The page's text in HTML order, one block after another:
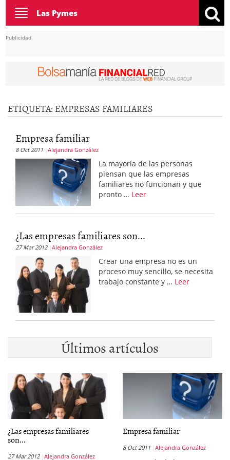
Toggle
navigation
Las Pymes
Publicidad
ETIQUETA: EMPRESAS FAMILIARES
Empresa familiar
8 Oct 2011 Alejandra González
La mayoría de las personas
piensan que las empresas
familiares no funcionan y que
pronto … Leer
¿Las empresas familiares son...
27 Mar 2012 Alejandra González
Crear una empresa no es un
proceso muy sencillo, se necesita
trabajo constante y … Leer
Últimos artículos
¿Las empresas familiares
son...
27 Mar 2012 Alejandra González
Empresa familiar
8 Oct 2011 Alejandra González